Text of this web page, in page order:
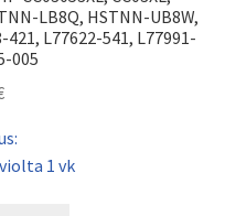
LB8Q, HSTNN-UB8W,
421, L77622-541, L77991-
005
1 vk